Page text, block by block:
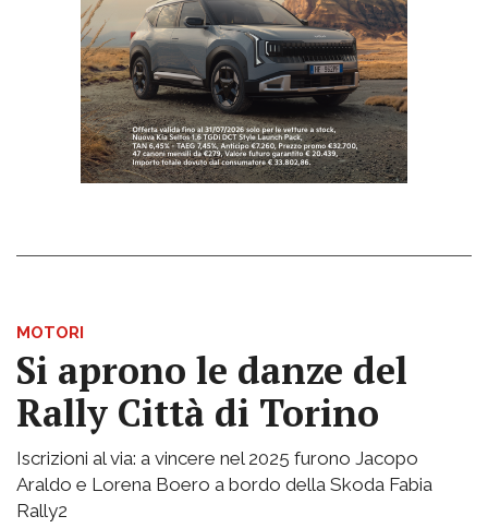
MOTORI
Si aprono le danze del
Rally Città di Torino
Iscrizioni al via: a vincere nel 2025 furono Jacopo
Araldo e Lorena Boero a bordo della Skoda Fabia
Rally2